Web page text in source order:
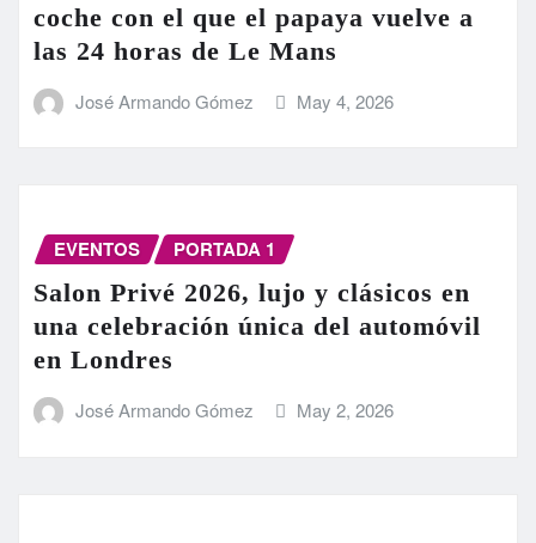
coche con el que el papaya vuelve a
las 24 horas de Le Mans
José Armando Gómez May 4, 2026
EVENTOS PORTADA 1
Salon Privé 2026, lujo y clásicos en
una celebración única del automóvil
en Londres
José Armando Gómez May 2, 2026